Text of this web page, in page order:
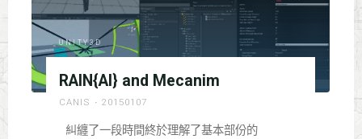
Grid"
UNITY3D
RAIN{AI} and Mecanim
CANIS 20150107
糾纏了一段時間終於理解了基本部份的